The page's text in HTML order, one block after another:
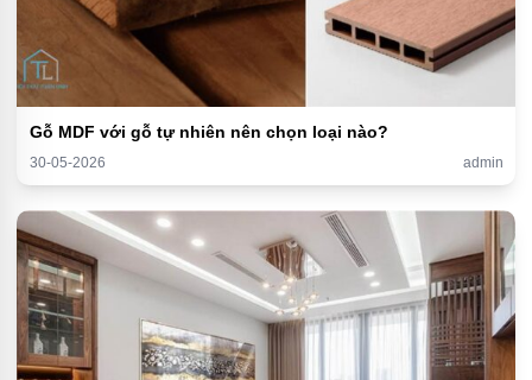
Gỗ MDF với gỗ tự nhiên nên chọn loại nào?
30-05-2026 admin